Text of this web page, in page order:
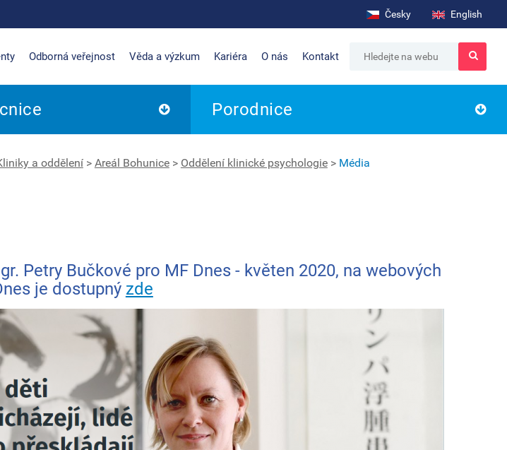
Česky English
Odborná veřejnost Věda a výzkum Kariéra O nás Kontakt
Porodnice
a oddělení> Areál Bohunice> Oddělení klinické psychologie> Média
Petry Bučkové pro MF Dnes - květen 2020, na webových
je dostupný zde